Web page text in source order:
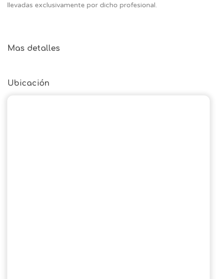
llevadas exclusivamente por dicho profesional.
Mas detalles
Ubicación